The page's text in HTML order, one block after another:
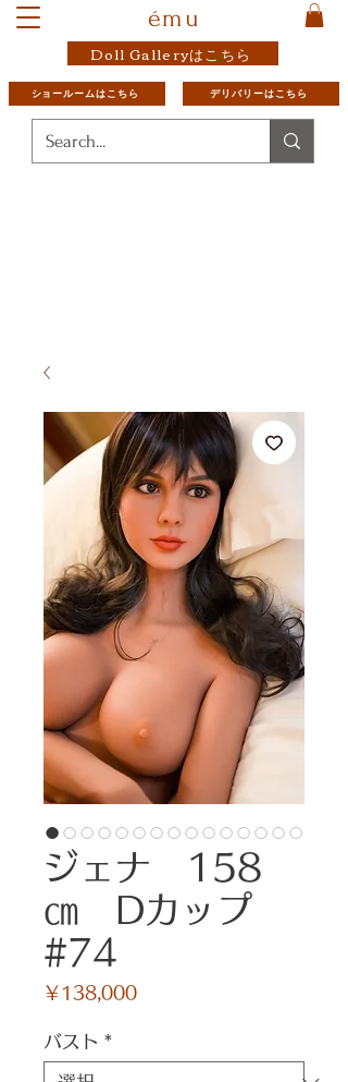
ému
Doll Galleryはこちら
ショールームはこちら デリバリーはこちら
ジェナ 158
㎝ Dカップ
#74
￥138,000価
バスト *